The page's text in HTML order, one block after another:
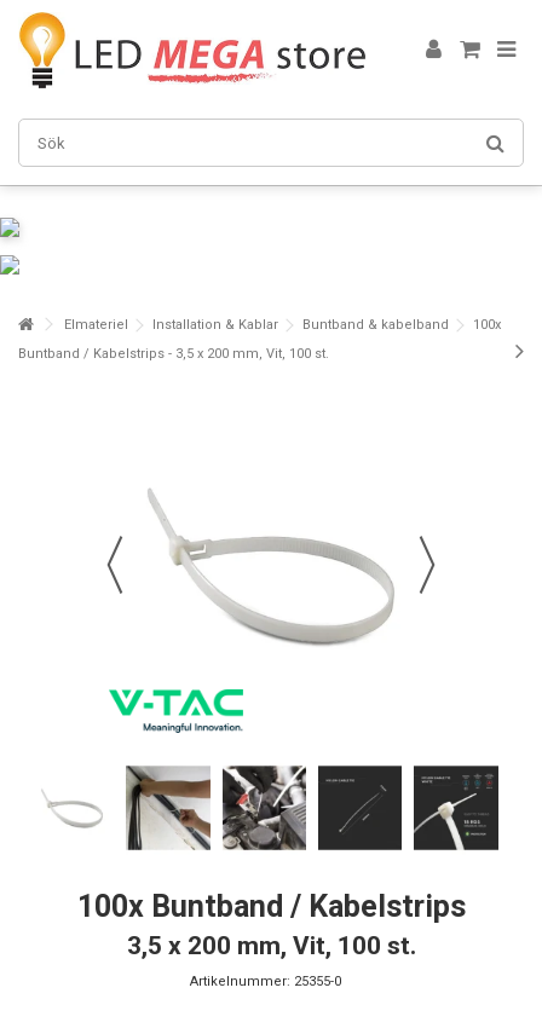
Elmateriel Installation & Kablar Buntband & kabelband
100x
Buntband / Kabelstrips - 3,5 x 200 mm, Vit, 100 st.
100x Buntband / Kabelstrips
3,5 x 200 mm, Vit, 100 st.
Artikelnummer: 25355-0